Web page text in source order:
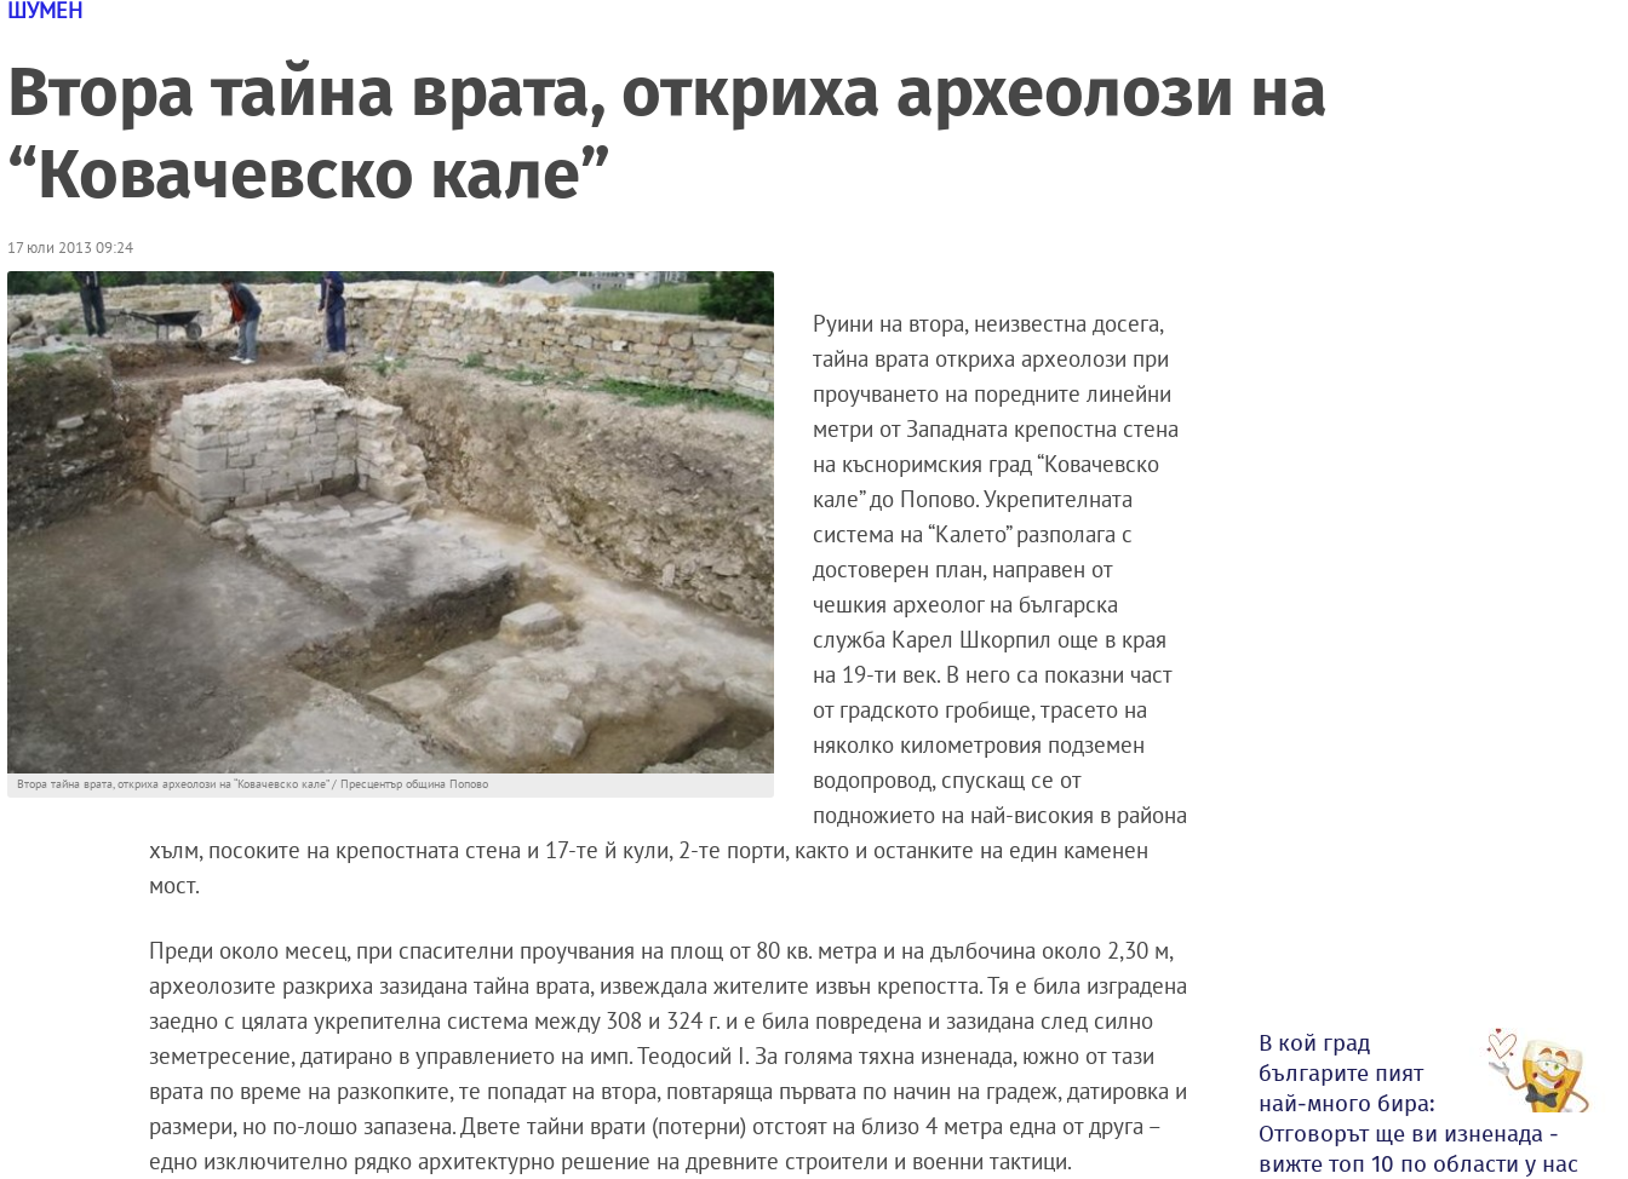
ШУМЕН
Втора тайна врата, откриха археолози на
“Ковачевско кале”
17 юли 2013 09:24
Втора тайна врата, откриха археолози на “Ковачевско кале” / Пресцентър община Попово
Руини на втора, неизвестна досега,
тайна врата откриха археолози при
проучването на поредните линейни
метри от Западната крепостна стена
на късноримския град “Ковачевско
кале” до Попово. Укрепителната
система на “Калето” разполага с
достоверен план, направен от
чешкия археолог на българска
служба Карел Шкорпил още в края
на 19-ти век. В него са показни част
от градското гробище, трасето на
няколко километровия подземен
водопровод, спускащ се от
подножието на най-високия в района
хълм, посоките на крепостната стена и 17-те й кули, 2-те порти, както и останките на един каменен
мост.
Преди около месец, при спасителни проучвания на площ от 80 кв. метра и на дълбочина около 2,30 м,
археолозите разкриха зазидана тайна врата, извеждала жителите извън крепостта. Тя е била изградена
заедно с цялата укрепителна система между 308 и 324 г. и е била повредена и зазидана след силно
земетресение, датирано в управлението на имп. Теодосий I. За голяма тяхна изненада, южно от тази
врата по време на разкопките, те попадат на втора, повтаряща първата по начин на градеж, датировка и
размери, но по-лошо запазена. Двете тайни врати (потерни) отстоят на близо 4 метра една от друга –
едно изключително рядко архитектурно решение на древните строители и военни тактици.
В кой град
българите пият
най-много бира:
Отговорът ще ви изненада -
вижте топ 10 по области у нас